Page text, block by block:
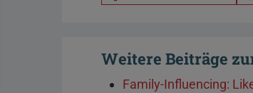
Weitere Beiträge
Family-Influencing: